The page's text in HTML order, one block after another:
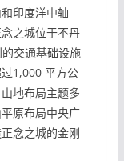
印度洋中轴
之城位于不丹
交通基础设施
1,000 平方公
地布局主题多
原布局中央广
念之城的金刚